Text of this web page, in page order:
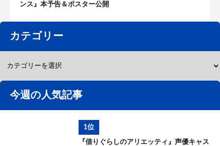
ンス』本予告＆ポスター公開
カテゴリー
今週の人気記事
1位
『借りぐらしのアリエッティ』声優キャス